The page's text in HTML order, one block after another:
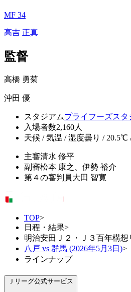
MF 34
高吉 正真
監督
高橋 勇菊
沖田 優
スタジアムプライフーズスタ
入場者数2,160人
天候 / 気温 / 湿度曇り / 20.5℃
主審清水 修平
副審松本 康之、伊勢 裕介
第４の審判員大田 智寛
TOP>
日程・結果>
明治安田Ｊ２・Ｊ３百年構想
八戸 vs 群馬 (2026年5月3日)>
ラインナップ
Ｊリーグ公式サービス